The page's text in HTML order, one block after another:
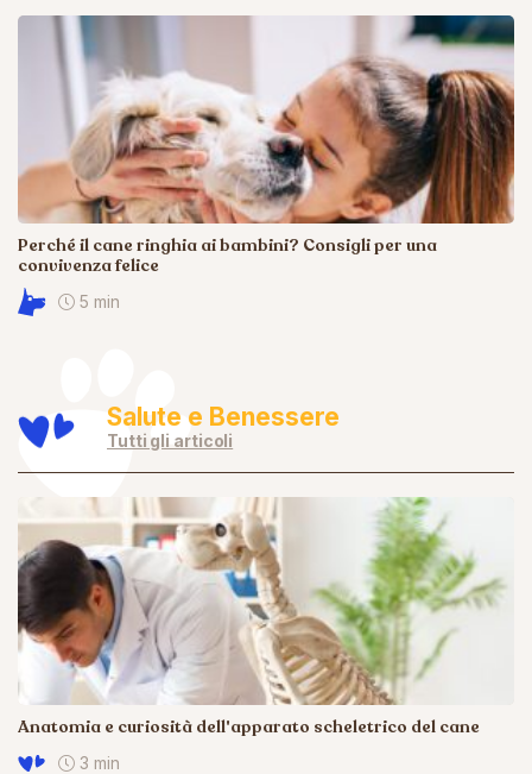
Perché il cane ringhia ai bambini? Consigli per una
convivenza felice
5 min
Salute e Benessere
Tutti gli articoli
Anatomia e curiosità dell'apparato scheletrico del cane
3 min